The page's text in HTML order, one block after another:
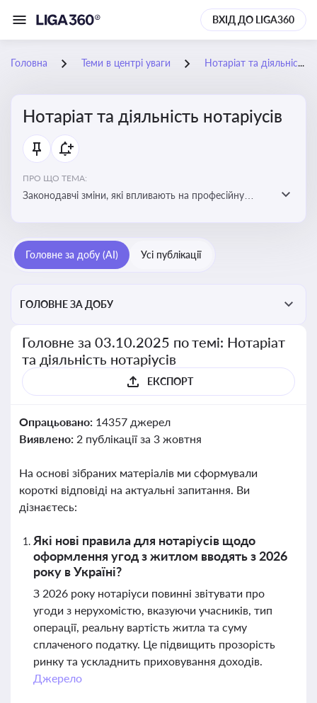
ВХІД ДО LIGA360
Головна Теми в центрі уваги Нотаріат та діяльність нотаріусів
Нотаріат та діяльність нотаріусів
ПРО ЩО ТЕМА:
Законодавчі зміни, які впливають на професійну
Головне за добу (AI) Усі публікації
ГОЛОВНЕ ЗА ДОБУ
Головне за 03.10.2025 по темі: Нотаріат
та діяльність нотаріусів
ЕКСПОРТ
Опрацьовано: 14357 джерел
Виявлено: 2 публікації за 3 жовтня
На основі зібраних матеріалів ми сформували
короткі відповіді на актуальні запитання. Ви
дізнаєтесь:
Які нові правила для нотаріусів щодо
оформлення угод з житлом вводять з 2026
року в Україні?
З 2026 року нотаріуси повинні звітувати про
угоди з нерухомістю, вказуючи учасників, тип
операції, реальну вартість житла та суму
сплаченого податку. Це підвищить прозорість
ринку та ускладнить приховування доходів.
Джерело